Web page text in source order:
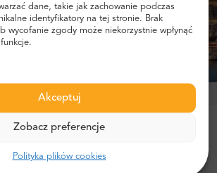
dane, takie jak zachowanie podczas
identyfikatory na tej stronie. Brak
wycofanie zgody może niekorzystnie wpłynąć
Akceptuj
Zobacz preferencje
Polityka plików cookies
Otrzymuj zniżki
ponad milion klientów!